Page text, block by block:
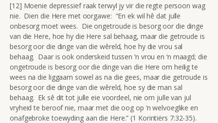
[12] Moenie depressief raak terwyl jy vir die regte persoon wag
nie. Dien die Here met oorgawe: “En ek wil hê dat julle
onbesorg moet wees. Die ongetroude is besorg oor die dinge
van die Here, hoe hy die Here sal behaag, maar die getroude is
besorg oor die dinge van die wêreld, hoe hy die vrou sal
behaag. Daar is ook onderskeid tussen ‘n vrou en ‘n maagd; die
ongetroude is besorg oor die dinge van die Here om heilig te
wees na die liggaam sowel as na die gees, maar die getroude is
besorg oor die dinge van die wêreld, hoe sy die man sal
behaag. Ek sê dit tot julle eie voordeel, nie om julle van jul
vryheid te beroof nie, maar met die oog op ‘n welvoeglike en
onafgebroke toewyding aan die Here.” (1 Korintiërs 7:32-35).